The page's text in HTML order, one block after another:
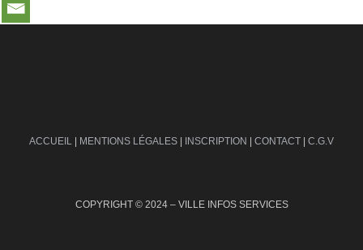
ACCUEIL | MENTIONS LÉGALES | INSCRIPTION | CONTACT | C.G.V
COPYRIGHT © 2024 – VILLE INFOS SERVICES